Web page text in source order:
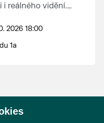
reálného vidění.
objevování
za jejich úsilí,
za jejich
2026 18:00
1a